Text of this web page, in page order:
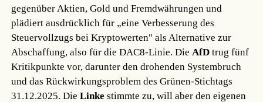
gegenüber Aktien, Gold und Fremdwährungen und
plädiert ausdrücklich für „eine Verbesserung des
Steuervollzugs bei Kryptowerten" als Alternative zur
Abschaffung, also für die DAC8-Linie. Die AfD trug fünf
Kritikpunkte vor, darunter den drohenden Systembruch
und das Rückwirkungsproblem des Grünen-Stichtags
31.12.2025. DieLinke stimmte zu, will aber den eigenen